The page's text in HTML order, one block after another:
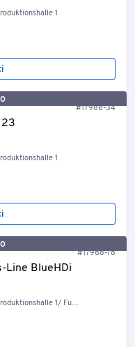
1
#17988-34
1
#17988-78
Line BlueHDi
1/ Fuhrpark